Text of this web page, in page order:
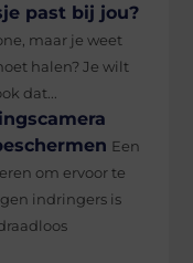
past bij jou?
maar je weet
halen? Je wilt
dat...
Een
om ervoor te
indringers is